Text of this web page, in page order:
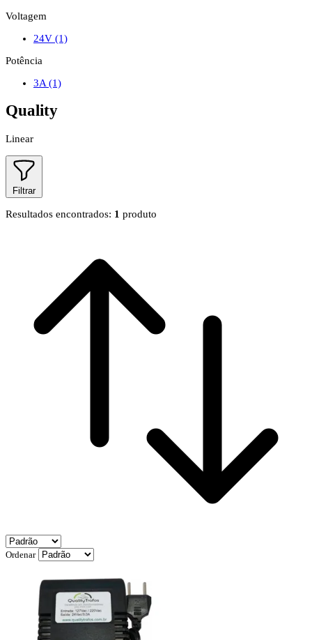
Voltagem
24V (1)
Potência
3A (1)
Quality
Linear
Filtrar
Resultados encontrados: 1 produto
Ordenar